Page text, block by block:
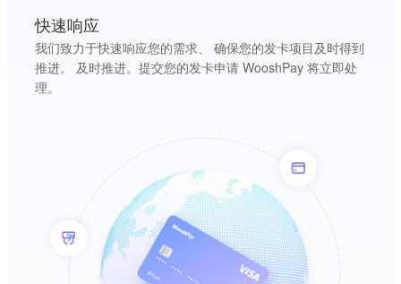
快速响应
我们致力于快速响应您的需求、 确保您的发卡项目及时得到
推进。 及时推进。提交您的发卡申请 WooshPay 将立即处
理。